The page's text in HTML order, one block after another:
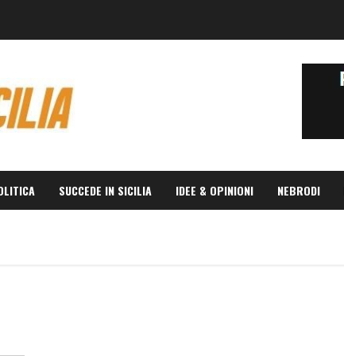
SUCCEDE IN SICILIA IDEE & OPINIONI NEBRODI